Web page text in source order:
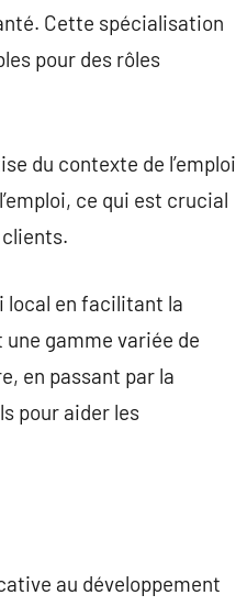
Cette spécialisation
pour des rôles
du contexte de l’emploi
ce qui est crucial
local en facilitant la
gamme variée de
en passant par la
pour aider les
au développement